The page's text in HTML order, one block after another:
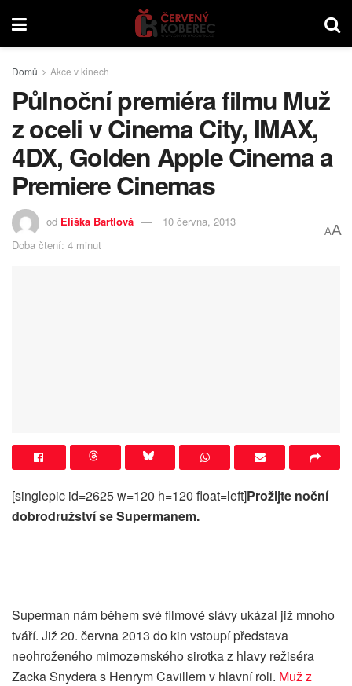
Domů Akce v kinech
Půlnoční premiéra filmu Muž
z oceli v Cinema City, IMAX,
4DX, Golden Apple Cinema a
Premiere Cinemas
od Eliška Bartlová
10 června, 2013
Doba čtení: 4 minut
AA
[singlepic id=2625 w=120 h=120 float=left]Prožijte noční
dobrodružství se Supermanem.
Superman nám během své filmové slávy ukázal již mnoho
tváří. Již 20. června 2013 do kin vstoupí představa
neohroženého mimozemského sirotka z hlavy režiséra
Zacka Snydera s Henrym Cavillem v hlavní roli. Muž z